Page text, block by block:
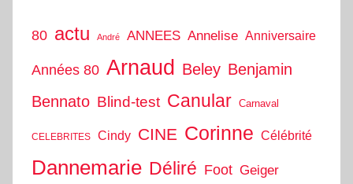
80 actu André ANNEES Annelise Anniversaire
Années 80 Arnaud Beley Benjamin
Bennato Blind-test Canular Carnaval
CELEBRITES Cindy CINE Corinne Célébrité
Dannemarie Déliré Foot Geiger